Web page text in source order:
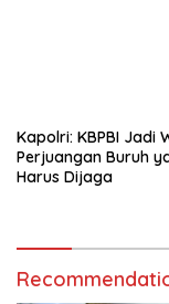
Kapolri: KBPBI Jadi
Perjuangan Buruh
Harus Dijaga